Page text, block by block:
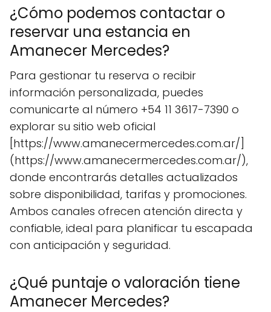
¿Cómo podemos contactar o
reservar una estancia en
Amanecer Mercedes?
Para gestionar tu reserva o recibir
información personalizada, puedes
comunicarte al número +54 11 3617-7390 o
explorar su sitio web oficial
[https://www.amanecermercedes.com.ar/]
(https://www.amanecermercedes.com.ar/),
donde encontrarás detalles actualizados
sobre disponibilidad, tarifas y promociones.
Ambos canales ofrecen atención directa y
confiable, ideal para planificar tu escapada
con anticipación y seguridad.
¿Qué puntaje o valoración tiene
Amanecer Mercedes?